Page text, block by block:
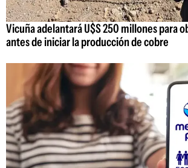
Vicuña adelantará U$S 250 millones para
antes de iniciar la producción de cobre